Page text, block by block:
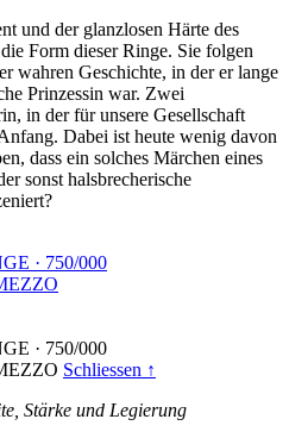
und der glanzlosen Härte des
Form dieser Ringe. Sie folgen
wahren Geschichte, in der er lange
Prinzessin war. Zwei
in der für unsere Gesellschaft
Dabei ist heute wenig davon
dass ein solches Märchen eines
sonst halsbrecherische
· 750/000
· 750/000
Schliessen ↑
Stärke und Legierung